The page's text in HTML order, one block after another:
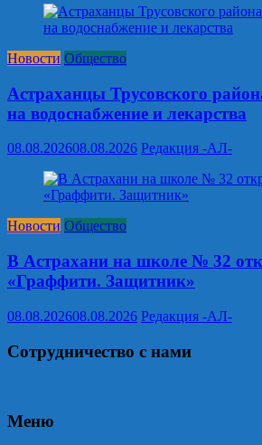
Новости Общество
Астраханцы Трусовского
на водоснабжение и лекарства
08.08.202608.08.2026 Редакция -АЛ-
Новости Общество
В Астрахани на школе № 32
«Граффити. Защитник»
08.08.202608.08.2026 Редакция -АЛ-
Сотрудничество с нами
Меню